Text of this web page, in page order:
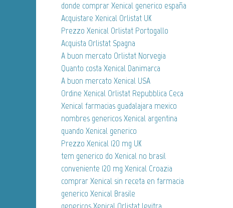
donde comprar Xenical generico españa
Acquistare Xenical Orlistat UK
Prezzo Xenical Orlistat Portogallo
Acquista Orlistat Spagna
A buon mercato Orlistat Norvegia
Quanto costa Xenical Danimarca
A buon mercato Xenical USA
Ordine Xenical Orlistat Repubblica Ceca
Xenical farmacias guadalajara mexico
nombres genericos Xenical argentina
quando Xenical generico
Prezzo Xenical 120 mg UK
tem generico do Xenical no brasil
conveniente 120 mg Xenical Croazia
comprar Xenical sin receta en farmacia
generico Xenical Brasile